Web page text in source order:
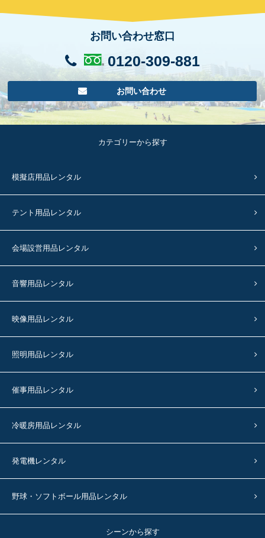
お問い合わせ窓口
0120-309-881
お問い合わせ
カテゴリーから探す
模擬店用品レンタル
テント用品レンタル
会場設営用品レンタル
音響用品レンタル
映像用品レンタル
照明用品レンタル
催事用品レンタル
冷暖房用品レンタル
発電機レンタル
野球・ソフトボール用品レンタル
シーンから探す